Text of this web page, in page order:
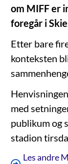
om MIFF er
foregår i
Etter bare
konteksten
med
publikum og
stadion
Les andre